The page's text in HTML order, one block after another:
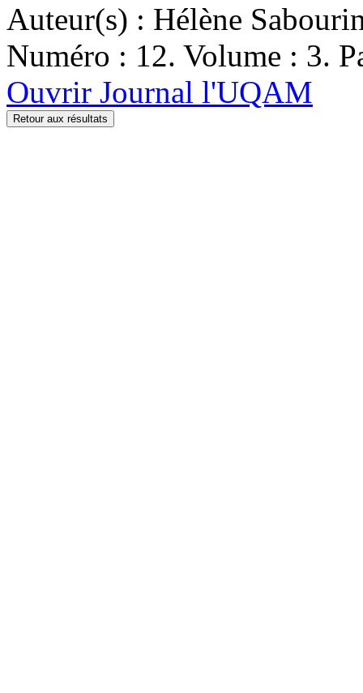
Auteur(s) : Hélène
Numéro : 12. Volume : 3.
Ouvrir Journal l'UQAM
Retour aux résultats